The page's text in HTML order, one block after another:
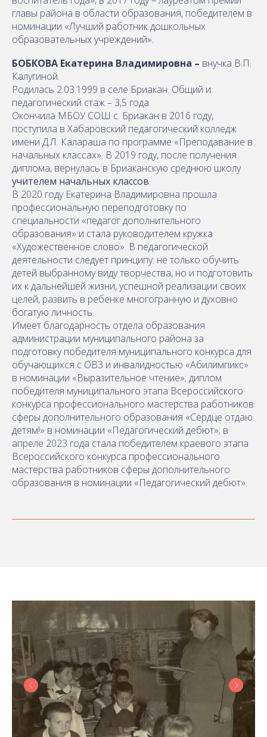
главы района в области образования, победителем в
номинации «Лучший работник дошкольных
образовательных учреждений».
БОБКОВА Екатерина Владимировна – внучка В.П.
Калугиной.
Родилась 2.03.1999 в селе Бриакан. Общий и
педагогический стаж – 3,5 года.
Окончила МБОУ СОШ с. Бриакан в 2016 году,
поступила в Хабаровский педагогический колледж
имени Д.Л. Калараша по программе «Преподавание в
начальных классах». В 2019 году, после получения
диплома, вернулась в Бриаканскую среднюю школу
учителем начальных классов.
В 2020 году Екатерина Владимировна прошла
профессиональную переподготовку по
специальности «педагог дополнительного
образования» и стала руководителем кружка
«Художественное слово». В педагогической
деятельности следует принципу: не только обучить
детей выбранному виду творчества, но и подготовить
их к дальнейшей жизни, успешной реализации своих
целей, развить в ребенке многогранную и духовно
богатую личность.
Имеет благодарность отдела образования
администрации муниципального района за
подготовку победителя муниципального конкурса для
обучающихся с ОВЗ и инвалидностью «Абилимпикс»
в номинации «Выразительное чтение»; диплом
победителя муниципального этапа Всероссийского
конкурса профессионального мастерства работников
сферы дополнительного образования «Сердце отдаю
детям!» в номинации «Педагогический дебют»; в
апреле 2023 года стала победителем краевого этапа
Всероссийского конкурса профессионального
мастерства работников сферы дополнительного
образования в номинации «Педагогический дебют».